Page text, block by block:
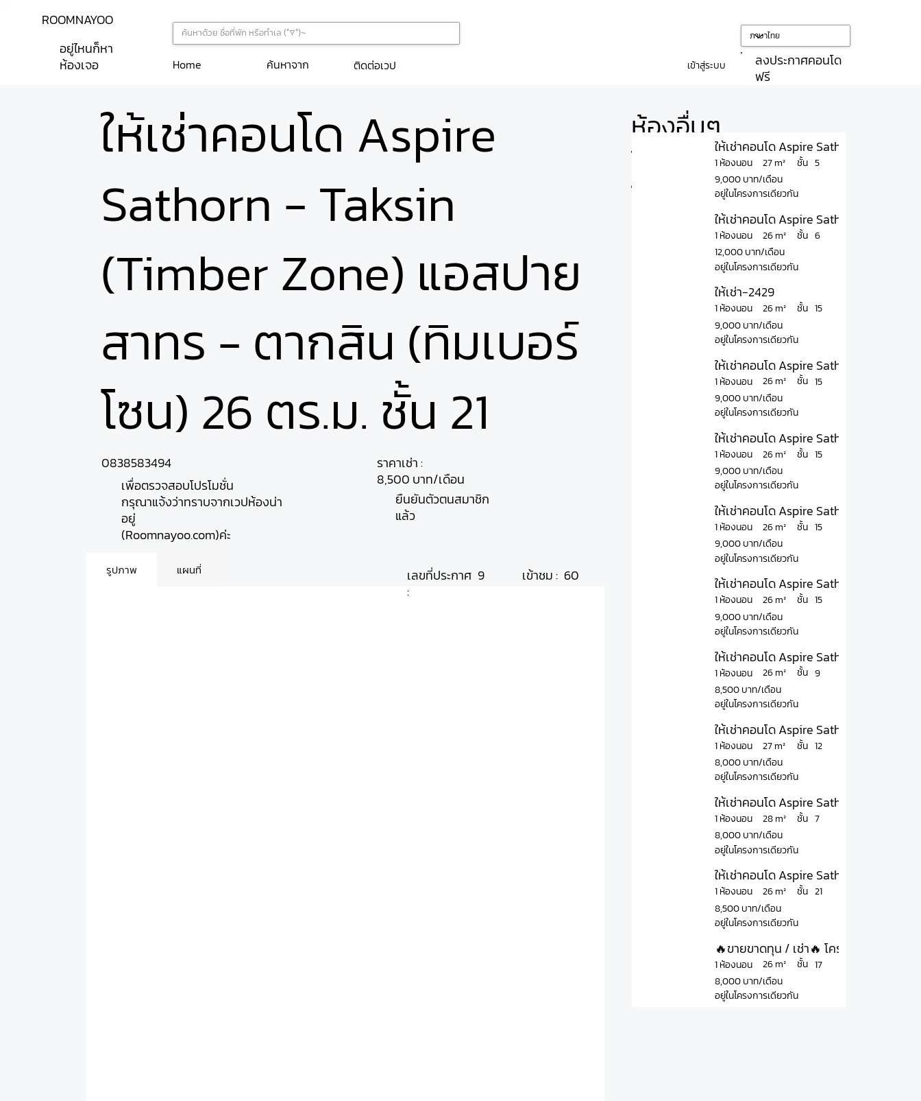
ติดต่อเวป
Home ค้นหาจาก เข้าสู่ระบบ
ลงประกาศคอนโด
ฟรี
ROOMNAYOO
อยู่ไหนก็หา
ห้องเจอ
ให้เช่าคอนโด Aspire
Sathorn - Taksin
(Timber Zone) แอสปาย
สาทร - ตากสิน (ทิมเบอร์
โซน) 26 ตร.ม. ชั้น 21
0838583494
เพื่อตรวจสอบโปรโมชั่น
กรุณาแจ้งว่าทราบจากเวปห้องน่า
อยู่
(Roomnayoo.com)ค่ะ
ราคาเช่า :
8,500 บาท/เดือน
ยืนยันตัวตนสมาชิก
แล้ว
รูปภาพ แผนที่
เลขที่ประกาศ
:
9 เข้าชม : 60
ห้องอื่นๆ
ใน
โครงการ
ให้เช่าคอนโด Aspire Sathorn - Taksin
1 ห้องนอน
9,000 บาท/เดือน
ชั้น
27 m² 5
อยู่ในโครงการเดียวกัน
ให้เช่าคอนโด Aspire Sathorn - Taksin
1 ห้องนอน
12,000 บาท/เดือน
ชั้น
26 m² 6
อยู่ในโครงการเดียวกัน
ให้เช่า-2429
1 ห้องนอน
9,000 บาท/เดือน
ชั้น
26 m² 15
อยู่ในโครงการเดียวกัน
ให้เช่าคอนโด Aspire Sathorn - Taksin
1 ห้องนอน
9,000 บาท/เดือน
ชั้น
26 m² 15
อยู่ในโครงการเดียวกัน
ให้เช่าคอนโด Aspire Sathorn - Taksin
1 ห้องนอน
9,000 บาท/เดือน
ชั้น
26 m² 15
อยู่ในโครงการเดียวกัน
ให้เช่าคอนโด Aspire Sathorn - Taksin
1 ห้องนอน
9,000 บาท/เดือน
ชั้น
26 m² 15
อยู่ในโครงการเดียวกัน
ให้เช่าคอนโด Aspire Sathorn - Taksin
1 ห้องนอน
9,000 บาท/เดือน
ชั้น
26 m² 15
อยู่ในโครงการเดียวกัน
ให้เช่าคอนโด Aspire Sathorn - Taksin
1 ห้องนอน
8,500 บาท/เดือน
ชั้น
26 m² 9
อยู่ในโครงการเดียวกัน
ให้เช่าคอนโด Aspire Sathorn - Taksin
1 ห้องนอน
8,000 บาท/เดือน
ชั้น
27 m² 12
อยู่ในโครงการเดียวกัน
ให้เช่าคอนโด Aspire Sathorn - Taksin
1 ห้องนอน
8,000 บาท/เดือน
ชั้น
28 m² 7
อยู่ในโครงการเดียวกัน
ให้เช่าคอนโด Aspire Sathorn - Taksin
1 ห้องนอน
8,500 บาท/เดือน
ชั้น
26 m² 21
อยู่ในโครงการเดียวกัน
🔥ขายขาดทุน / เช่า🔥 โครงการ แอสปา
1 ห้องนอน
8,000 บาท/เดือน
ชั้น
26 m² 17
อยู่ในโครงการเดียวกัน